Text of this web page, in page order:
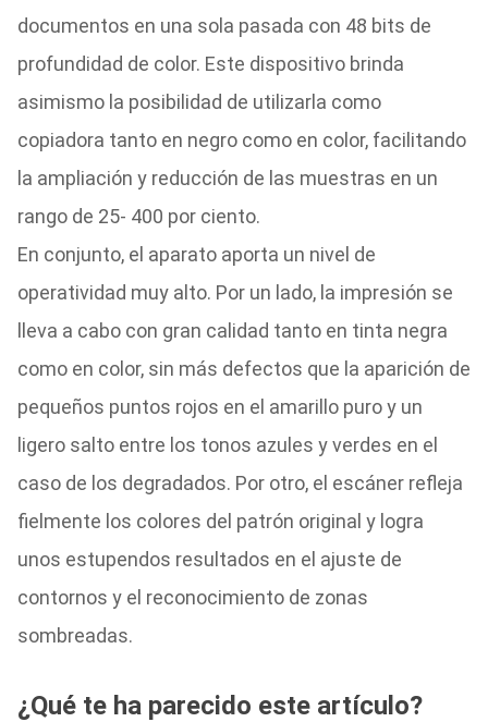
documentos en una sola pasada con 48 bits de
profundidad de color. Este dispositivo brinda
asimismo la posibilidad de utilizarla como
copiadora tanto en negro como en color, facilitando
la ampliación y reducción de las muestras en un
rango de 25- 400 por ciento.
En conjunto, el aparato aporta un nivel de
operatividad muy alto. Por un lado, la impresión se
lleva a cabo con gran calidad tanto en tinta negra
como en color, sin más defectos que la aparición de
pequeños puntos rojos en el amarillo puro y un
ligero salto entre los tonos azules y verdes en el
caso de los degradados. Por otro, el escáner refleja
fielmente los colores del patrón original y logra
unos estupendos resultados en el ajuste de
contornos y el reconocimiento de zonas
sombreadas.
¿Qué te ha parecido este artículo?